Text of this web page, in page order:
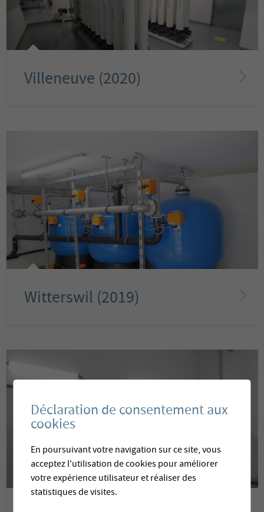
Villeneuve (2020)
Witterswil (2019)
Déclaration de consentement aux
cookies
En poursuivant votre navigation sur ce site, vous
acceptez l'utilisation de cookies pour améliorer
votre expérience utilisateur et réaliser des
statistiques de visites.